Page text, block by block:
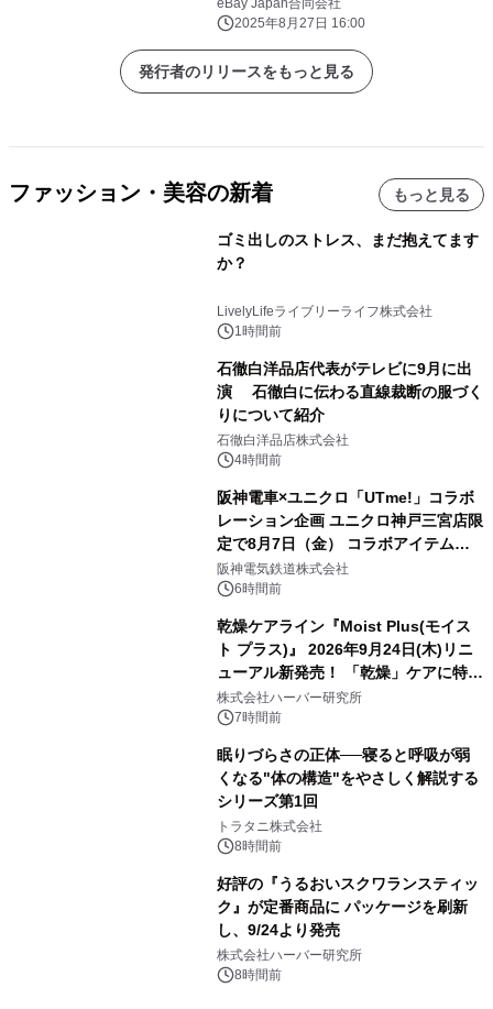
2025年8月27日 16:00
発行者のリリースをもっと見る
ファッション・美容の新着 もっと見る
ゴミ出しのストレス、まだ抱えてます
か？
LivelyLifeライブリーライフ株式会社
1時間前
石徹白洋品店代表がテレビに9月に出
演 石徹白に伝わる直線裁断の服づく
りについて紹介
石徹白洋品店株式会社
4時間前
阪神電車×ユニクロ「UTme!」コラボ
レーション企画 ユニクロ神戸三宮店限
定で8月7日（金） コラボアイテムが
発売決定！
阪神電気鉄道株式会社
6時間前
乾燥ケアライン『Moist Plus(モイス
ト プラス)』 2026年9月24日(木)リニ
ューアル新発売！ 「乾燥」ケアに特化
し、ライン使いで潤いに満ちた肌へ
株式会社ハーバー研究所
7時間前
眠りづらさの正体──寝ると呼吸が弱
くなる"体の構造"をやさしく解説する
シリーズ第1回
トラタニ株式会社
8時間前
好評の『うるおいスクワランスティッ
ク』が定番商品に パッケージを刷新
し、9/24より発売
株式会社ハーバー研究所
8時間前